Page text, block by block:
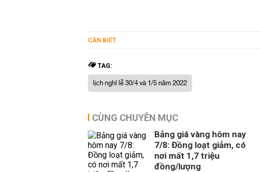
CẦN BIẾT
TAG:
lịch nghỉ lễ 30/4 và 1/5 năm 2022
CÙNG CHUYÊN MỤC
Bảng giá vàng hôm nay
7/8: Đồng loạt giảm, có
nơi mất 1,7 triệu
đồng/lượng